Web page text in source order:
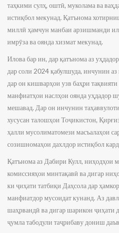
таҳкими сулҳ, оштӣ, муколама ва
истиқбол мекунад. Қатънома
миллӣ ҳамчун манбаи арзишманди
имрӯза ва оянда хизмат мекунад.
Илова бар ин, дар қатънома аз
дар соли 2024 қабулшуда, инчунин
дар он кишварҳои узв баҳри
манфиатҳои наслҳои оянда уҳдадор
мешавад. Дар он инчунин
хусусан талошҳои Тоҷикистон,
ҳалли мусолиматомези масъалаҳои
созишномаҳои дахлдор истиқбол
Қатънома аз Дабири Кулл, ниҳодҳои
комиссияҳои минтақавӣ ва дигар
ки ҷиҳати татбиқи Даҳсола дар
манфиатдор мусоидат кунанд. Аз
шаҳрвандӣ ва дигар шарикон ҷиҳати
ҷумла табодули таҷрибаву дониш